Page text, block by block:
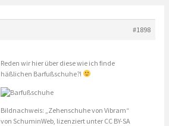
#1898
Reden wir hier über diese wie ich finde
häßlichen Barfußschuhe?!
Bildnachweis: „Zehenschuhe von Vibram“
von SchuminWeb, lizenziert unter CC BY-SA